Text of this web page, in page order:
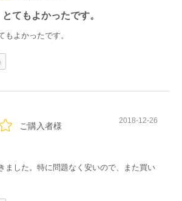
てもよかったです。
もよかったです。
ご購入者様
2018-12-26
ました。特に問題なく安いので、また買い